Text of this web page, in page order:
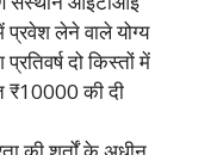
प्रवेश लेने वाले योग्य
दो किस्तों में
₹10000 की दी